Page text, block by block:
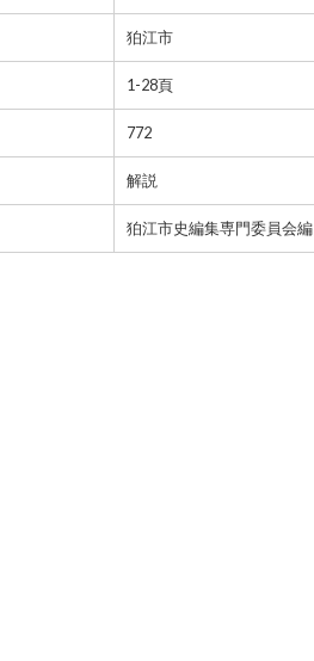
狛江市
1-28頁
772
解説
狛江市史編集専門委員会編